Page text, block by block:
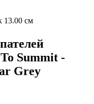
13.00 см
Summit -
Grey